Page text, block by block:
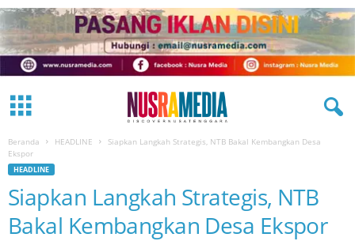
Beranda HEADLINE
Siapkan Langkah Strategis, NTB Bakal Kembangkan Desa
Ekspor
HEADLINE
Siapkan Langkah Strategis, NTB
Bakal Kembangkan Desa Ekspor